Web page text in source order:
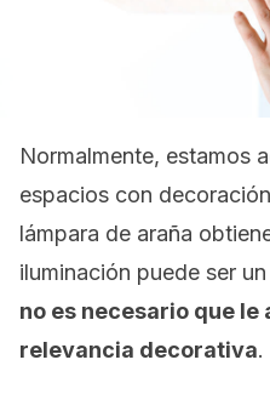
Normalmente, estamos
espacios con
lámpara de araña
iluminación puede ser
no es necesario que le
relevancia decorativa.